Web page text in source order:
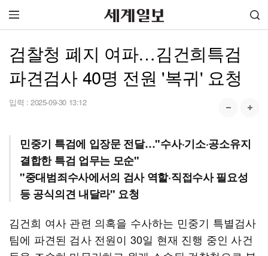
검찰청 폐지 여파…김건희특검
파견검사 40명 전원 '복귀' 요청
입력 : 2025-09-30 13:12
민중기 특검에 입장문 전달…"수사·기소·공소유지
결합한 특검 업무는 모순"
"중대범죄수사에서의 검사 역할·직접수사 필요성
등 공식의견 내달라" 요청
김건희 여사 관련 의혹을 수사하는 민중기 특별검사
팀에 파견된 검사 전원이 30일 현재 진행 중인 사건